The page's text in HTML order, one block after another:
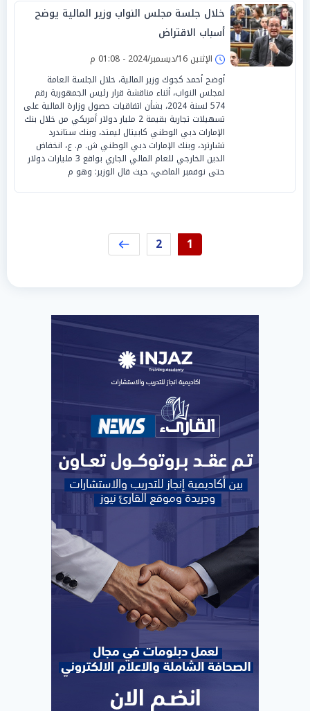
خلال جلسة مجلس النواب وزير المالية يوضح
أسباب الاقتراض
الإثنين 16/ديسمبر/2024 - 01:08 م
أوضح أحمد كجوك وزير المالية، خلال الجلسة العامة
لمجلس النواب، أثناء مناقشة قرار رئيس الجمهورية رقم
574 لسنة 2024، بشأن اتفاقيات حصول وزارة المالية على
تسهيلات تجارية بقيمة 2 مليار دولار أمريكي من خلال بنك
الإمارات دبي الوطني كابيتال ليمتد، وبنك ستاندرد
تشارترد، وبنك الإمارات دبي الوطني ش. م. ع، انخفاض
الدين الخارجي للعام المالي الجاري بواقع 3 مليارات دولار
حتى نوفمبر الماضي، حيث قال الوزير: وهو م
1
2